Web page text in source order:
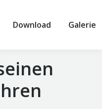
Download Galerie